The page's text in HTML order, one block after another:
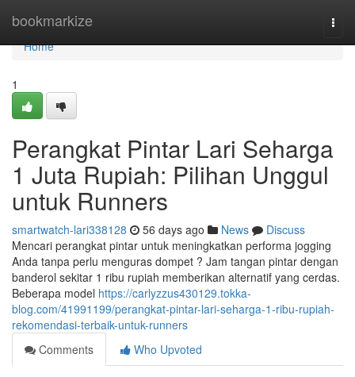
bookmarkize
Home
Home
1
Perangkat Pintar Lari Seharga
1 Juta Rupiah: Pilihan Unggul
untuk Runners
smartwatch-lari338128 56 days ago News
Discuss
Mencari perangkat pintar untuk meningkatkan performa jogging
Anda tanpa perlu menguras dompet ? Jam tangan pintar dengan
banderol sekitar 1 ribu rupiah memberikan alternatif yang cerdas.
Beberapa model https://carlyzzus430129.tokka-
blog.com/41991199/perangkat-pintar-lari-seharga-1-ribu-rupiah-
rekomendasi-terbaik-untuk-runners
Comments
Who Upvoted